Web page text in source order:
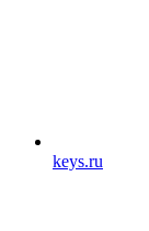
keys.ru